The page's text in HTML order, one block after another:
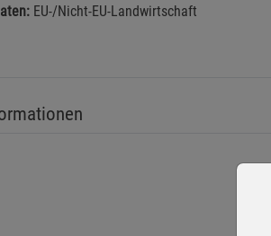
EU-/Nicht-EU-Landwirtschaft